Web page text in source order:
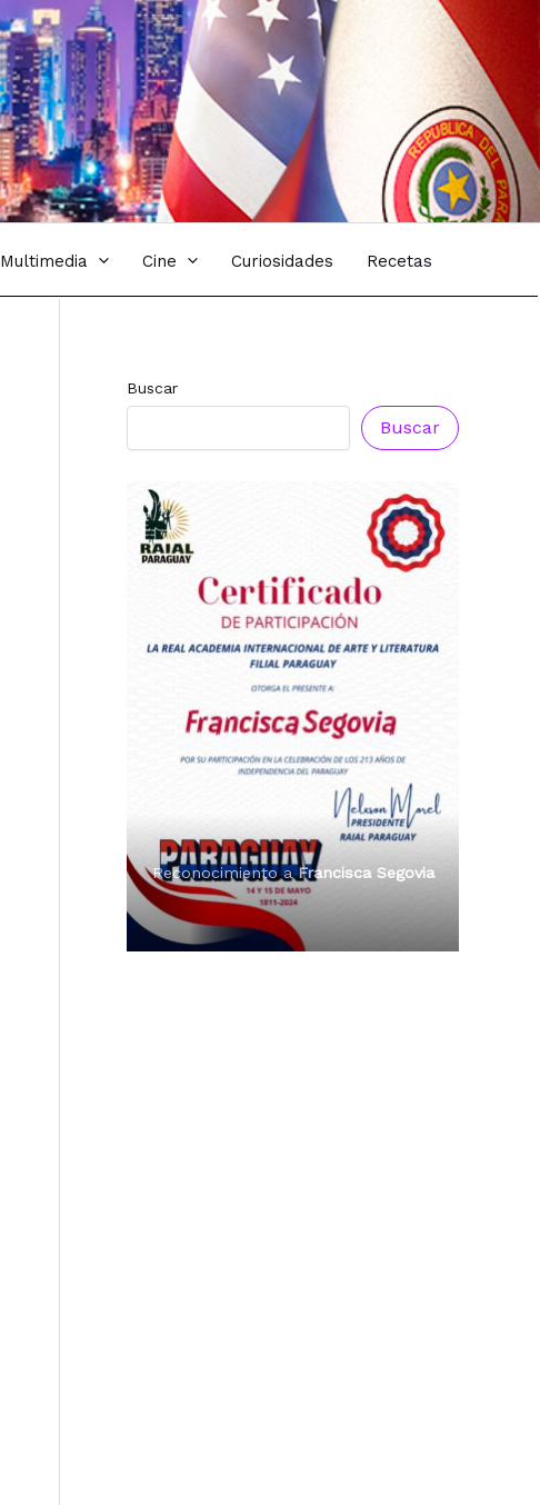
Multimedia Cine Curiosidades Recetas
Buscar
Buscar
Dama de Oro 2024
Reconocimiento aFrancisca Segovia
Reconocimiento a Francisca Segovia
Reconocimiento aRadio Tribuna
Abierta
Paraguay
Premio Orgullo Paraguayo
Francisca Segovia